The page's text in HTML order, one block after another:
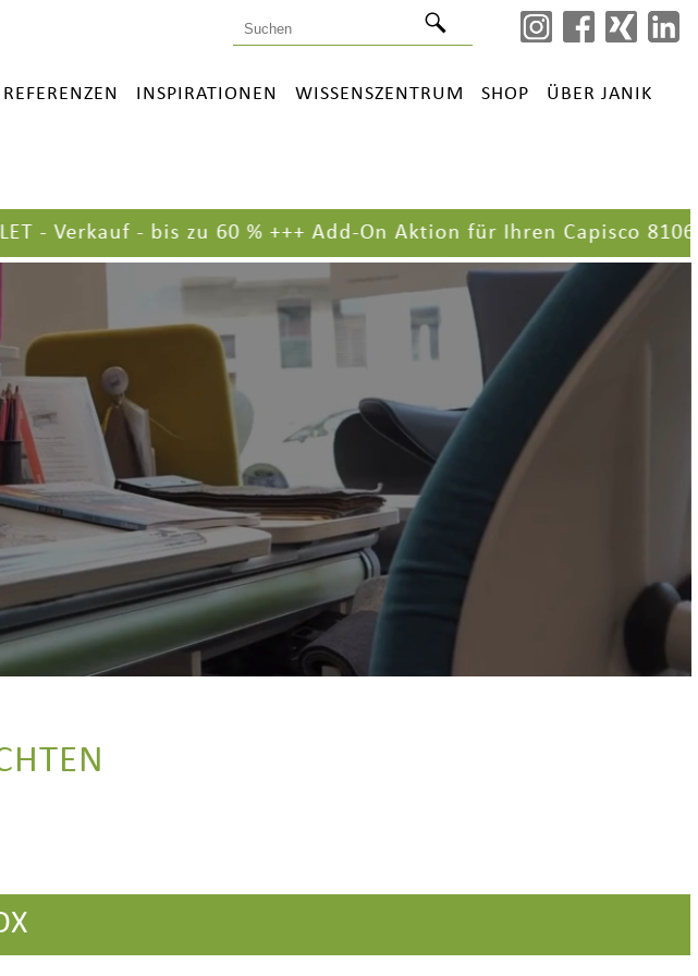
REFERENZEN INSPIRATIONEN WISSENSZENTRUM SHOP ÜBER JANIK
- bis zu 60 %+++Add-On Aktion für Ihren Capisco 8106+++